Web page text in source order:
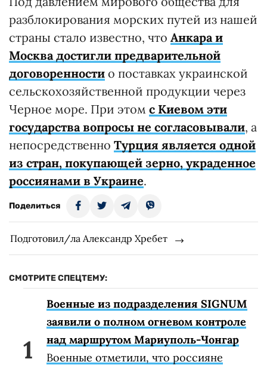
разблокирования морских путей из нашей
страны стало известно, что Анкара и
Москва достигли предварительной
договоренности о поставках украинской
сельскохозяйственной продукции через
Черное море. При этом с Киевом эти
государства вопросы не согласовывали, а
непосредственно Турция является одной
из стран, покупающей зерно, украденное
россиянами в Украине.
Поделиться
Подготовил/ла Александр Хребет
СМОТРИТЕ СПЕЦТЕМУ:
Военные из подразделения SIGNUM
заявили о полном огневом контроле
над маршрутом Мариуполь-Чонгар
Военные отметили, что россияне